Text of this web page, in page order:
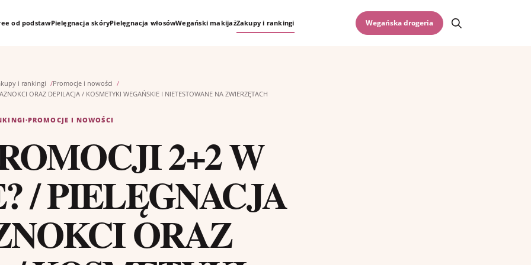
od podstawPielęgnacja skóryPielęgnacja włosówWegański makijażZakupy i rankingi Wegańska drogeria Otwórz
i rankingi
Promocje i nowości
ORAZ DEPILACJA / KOSMETYKI WEGAŃSKIE I NIETESTOWANE NA ZWIERZĘTACH
·PROMOCJE I NOWOŚCI
2+2 W
/ PIELĘGNACJA
ORAZ